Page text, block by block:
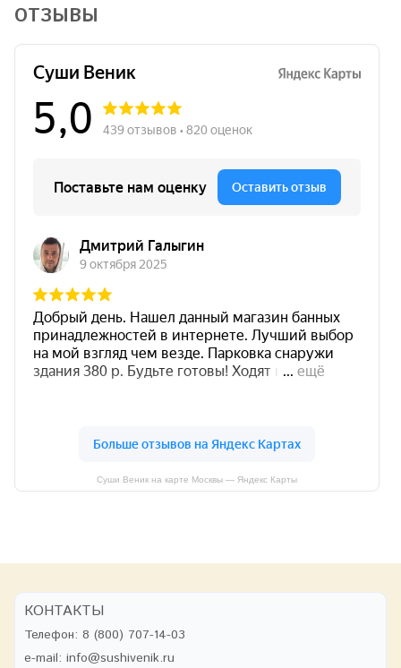
ОТЗЫВЫ
Суши Веник на карте Москвы — Яндекс Карты
КОНТАКТЫ
Телефон: 8 (800) 707-14-03
e-mail: info@sushivenik.ru